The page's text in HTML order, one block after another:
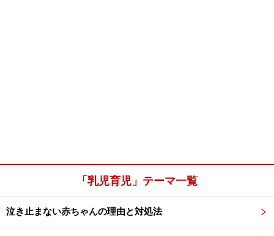
「乳児育児」テーマ一覧
泣き止まない赤ちゃんの理由と対処法